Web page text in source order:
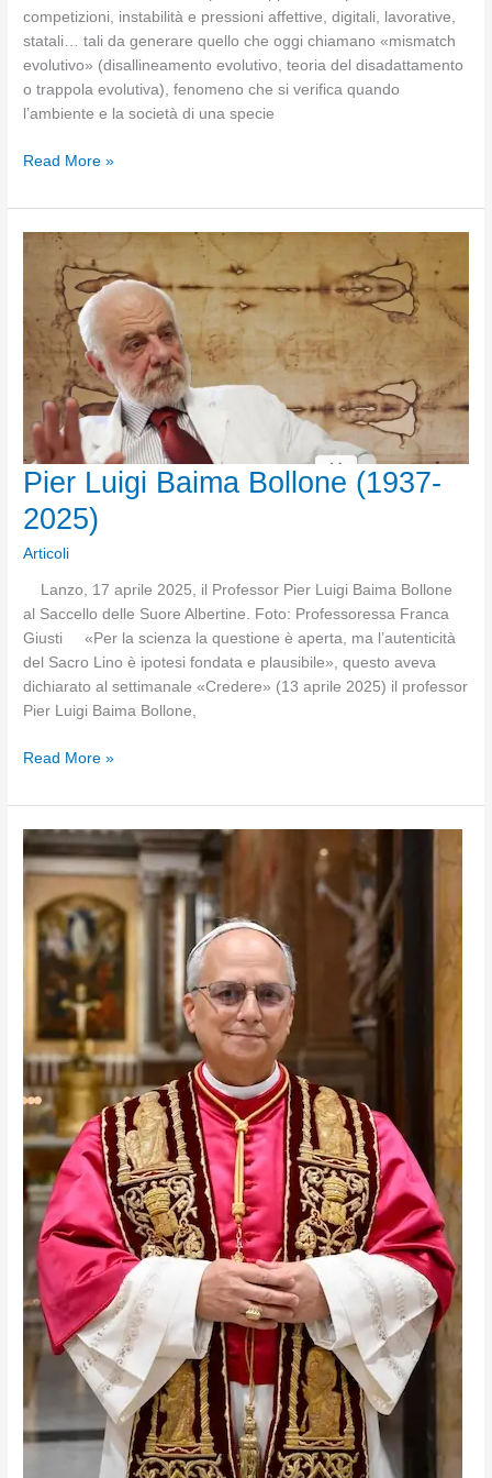
competizioni, instabilità e pressioni affettive, digitali, lavorative,
statali… tali da generare quello che oggi chiamano «mismatch
evolutivo» (disallineamento evolutivo, teoria del disadattamento
o trappola evolutiva), fenomeno che si verifica quando
l’ambiente e la società di una specie
Mismatch
oppure
vivere
persone
Read More »
Pier Luigi Baima Bollone (1937-
2025)
Articoli
Lanzo, 17 aprile 2025, il Professor Pier Luigi Baima Bollone
al Saccello delle Suore Albertine. Foto: Professoressa Franca
Giusti «Per la scienza la questione è aperta, ma l’autenticità
del Sacro Lino è ipotesi fondata e plausibile», questo aveva
dichiarato al settimanale «Credere» (13 aprile 2025) il professor
Pier Luigi Baima Bollone,
Pier
Baima
Bollone
(1937-
2025)
Read More »